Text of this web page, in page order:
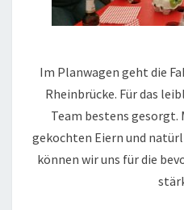
Im Planwagen geht die
Rheinbrücke. Für das
Team bestens
gekochten Eiern und
können wir uns für die